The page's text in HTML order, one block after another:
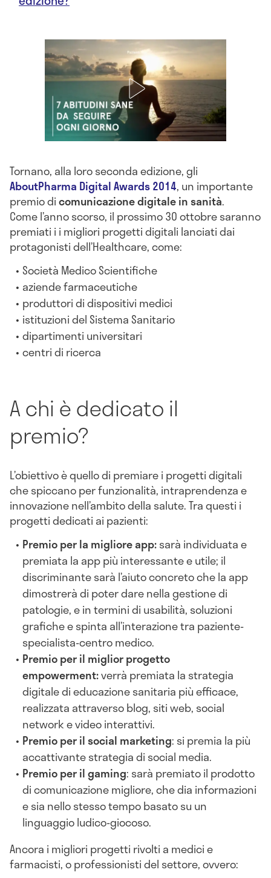
Tornano, alla loro seconda edizione, gli
AboutPharma Digital Awards 2014, un importante
premio dicomunicazione digitale in sanità.
Come l’anno scorso, il prossimo 30 ottobre saranno
premiati i i migliori progetti digitali lanciati dai
protagonisti dell’Healthcare, come:
Società Medico Scientifiche
aziende farmaceutiche
produttori di dispositivi medici
istituzioni del Sistema Sanitario
dipartimenti universitari
centri di ricerca
A chi è dedicato il
premio?
L’obiettivo è quello di premiare i progetti digitali
che spiccano per funzionalità, intraprendenza e
innovazione nell’ambito della salute. Tra questi i
progetti dedicati ai pazienti:
Premio per la migliore app:sarà individuata e
premiata la app più interessante e utile; il
discriminante sarà l’aiuto concreto che la app
dimostrerà di poter dare nella gestione di
patologie, e in termini di usabilità, soluzioni
grafiche e spinta all’interazione tra paziente-
specialista-centro medico.
Premio per il miglior progetto
empowerment:verrà premiata la strategia
digitale di educazione sanitaria più efficace,
realizzata attraverso blog, siti web, social
network e video interattivi.
Premio per il social marketing: si premia la più
accattivante strategia di social media.
Premio per il gaming: sarà premiato il prodotto
di comunicazione migliore, che dia informazioni
e sia nello stesso tempo basato su un
linguaggio ludico-giocoso.
Ancora i migliori progetti rivolti a medici e
farmacisti, o professionisti del settore, ovvero: